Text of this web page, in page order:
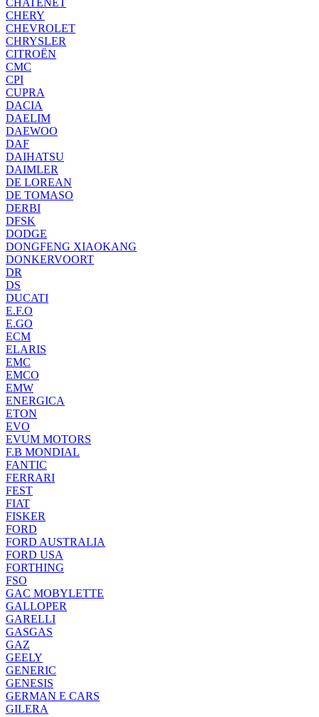
CHATENET
CHERY
CHEVROLET
CHRYSLER
CITROËN
CMC
CPI
CUPRA
DACIA
DAELIM
DAEWOO
DAF
DAIHATSU
DAIMLER
DE LOREAN
DE TOMASO
DERBI
DFSK
DODGE
DONGFENG XIAOKANG
DONKERVOORT
DR
DS
DUCATI
E.F.O
E.GO
ECM
ELARIS
EMC
EMCO
EMW
ENERGICA
ETON
EVO
EVUM MOTORS
F.B MONDIAL
FANTIC
FERRARI
FEST
FIAT
FISKER
FORD
FORD AUSTRALIA
FORD USA
FORTHING
FSO
GAC MOBYLETTE
GALLOPER
GARELLI
GASGAS
GAZ
GEELY
GENERIC
GENESIS
GERMAN E CARS
GILERA